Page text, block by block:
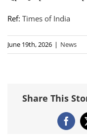
Ref: Times of India
June 19th, 2026 | News
Share This